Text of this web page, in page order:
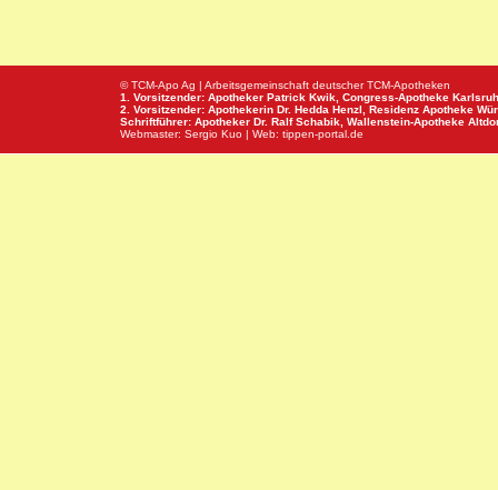
© TCM-Apo Ag | Arbeitsgemeinschaft deutscher TCM-Apotheken
1. Vorsitzender: Apotheker Patrick Kwik, Congress-Apotheke
2. Vorsitzender: Apothekerin Dr. Hedda Henzl, Residenz Apotheke
Schriftführer: Apotheker Dr. Ralf Schabik, Wallenstein-Apotheke
Webmaster: Sergio Kuo | Web: tippen-portal.de